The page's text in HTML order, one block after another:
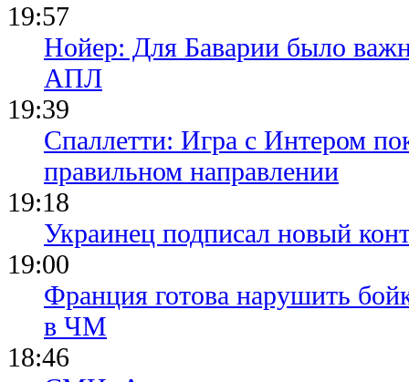
19:57
Нойер: Для Баварии было
АПЛ
19:39
Спаллетти: Игра с Интером
правильном направлении
19:18
Украинец подписал новый
19:00
Франция готова нарушить
в ЧМ
18:46